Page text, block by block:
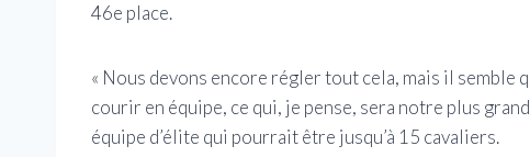
46e place.
« Nous devons encore régler tout cela, mais il semble
courir en équipe, ce qui, je pense, sera notre plus
équipe d’élite qui pourrait être jusqu’à 15 cavaliers.